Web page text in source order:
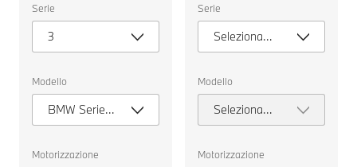
un
veicolo.
Serie
3
Modello
BMW Serie 3
Touring
Motorizzazione
un
veicolo.
Serie
Seleziona
serie
Modello
Seleziona
modello
Motorizzazione